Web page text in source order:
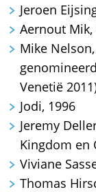
Jeroen
Aernout Mik,
Mike
Venetië
Jodi, 1996
Jeremy
Kingdom en
Viviane
Thomas